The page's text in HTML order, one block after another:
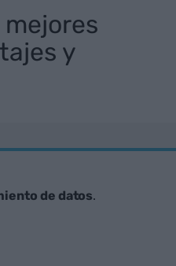
y
de datos.